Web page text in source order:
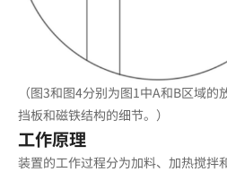
（图3和图4分别为图1中A和B区域
挡板和磁铁结构的细节。）
工作原理
装置的工作过程分为加料、加热搅拌